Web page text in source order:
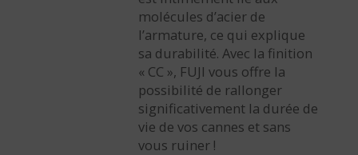
molécules d’acier de
l’armature, ce qui explique
sa durabilité. Avec la finition
« CC », FUJI vous offre la
possibilité de rallonger
significativement la durée de
vie de vos cannes et sans
vous ruiner !